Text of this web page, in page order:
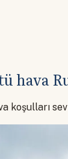
hava
koşulları